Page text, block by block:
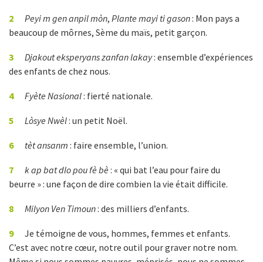
2 Peyi m gen anpil mòn, Plante mayi ti gason: Mon pays a
beaucoup de môrnes, Sème du maïs, petit garçon.
3 Djakout eksperyans zanfan lakay: ensemble d’expériences
des enfants de chez nous.
4 Fyète Nasional: fierté nationale.
5 Lòsye Nwèl: un petit Noël.
6 tèt ansanm : faire ensemble, l’union.
7 k ap bat dlo pou fè bè : « qui bat l’eau pour faire du
beurre » : une façon de dire combien la vie était difficile.
8 Milyon Ven Timoun: des milliers d’enfants.
9
Je témoigne de vous, hommes, femmes et enfants.
C’est avec notre cœur, notre outil pour graver notre nom.